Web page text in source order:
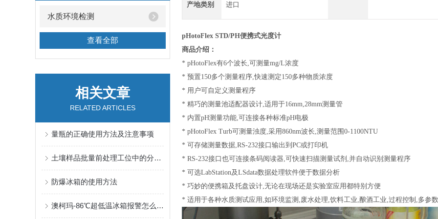
水质环境检测
查看全部
相关文章
RELATED ARTICLES
量瓶的正确使用方法及注意事项
土壤样品批量前处理工位中的分样、研磨与清洁衔接
防爆冰箱的使用方法
澳柯玛-86℃超低温冰箱报警怎么分辨：12 类常见告警、误报触发条件与复位复核梳理
产地类别 进口
pHotoFlex STD/PH便携式光度计
商品介绍：
* pHotoFlex有6个波长,可测量mg/L浓度
* 预置150多个测量程序,快速测定150多种物质浓度
* 用户可自定义测量程序
* 精巧的测量池适配器设计,适用于16mm,28mm测量管
* 内置pH测量功能,可连接各种标准pH电极
* pHotoFlex Turb可测量浊度,采用860nm波长,测量范围0-1100NTU
* 可存储测量数据,RS-232接口输出到PC或打印机
* RS-232接口也可连接条码阅读器,可快速扫描测量试剂,并自动识别测量程序
* 可选LabStation及LSdata数据处理软件便于数据分析
* 巧妙的便携箱及托盘设计,无论在现场还是实验室应用都特别方便
* 适用于各种水质测试应用,如环境监测,废水处理,饮料工业,酿酒工业,过程控制,多参